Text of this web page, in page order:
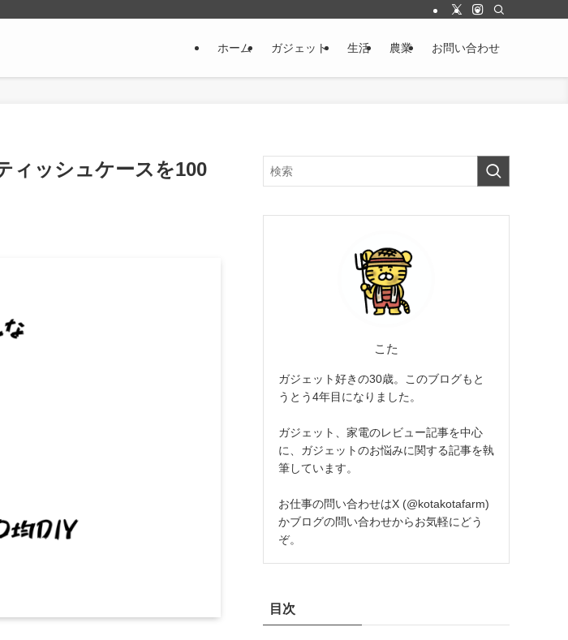
ホーム ガジェット 生活 農業 お問い合わせ
ィッシュケースを100
こた
ガジェット好きの30歳。このブログもと
うとう4年目になりました。
ガジェット、家電のレビュー記事を中心
に、ガジェットのお悩みに関する記事を執
筆しています。
お仕事の問い合わせはX (@kotakotafarm)
かブログの問い合わせからお気軽にどう
ぞ。
目次